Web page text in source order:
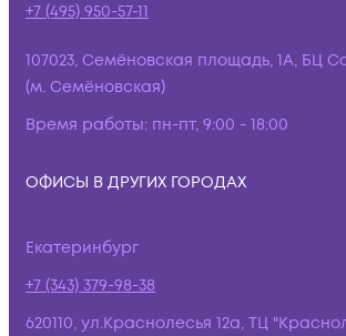
+7 (495) 950-57-11
107023, Семёновская площадь, 1А, БЦ
(м. Семёновская)
Время работы: пн-пт, 9:00 - 18:00
ОФИСЫ В ДРУГИХ ГОРОДАХ
Екатеринбург
+7 (343) 379-98-38
620110, ул.Краснолесья 12а, ТЦ